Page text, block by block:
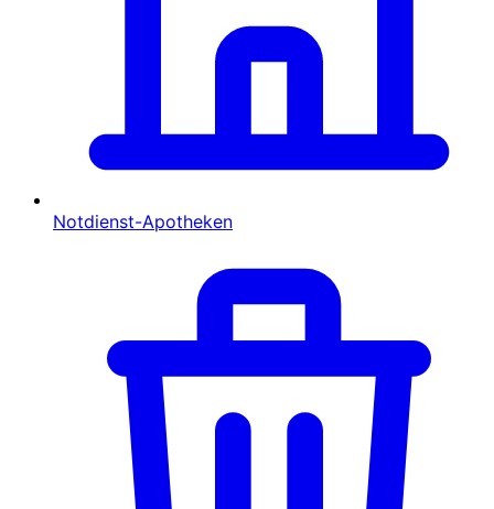
Notdienst-Apotheken